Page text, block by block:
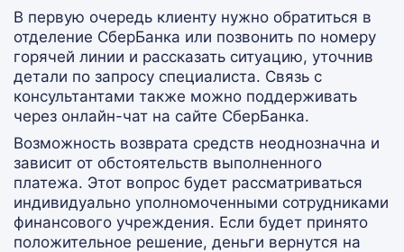
В первую очередь клиенту нужно обратиться в
отделение СберБанка или позвонить по номеру
горячей линии и рассказать ситуацию, уточнив
детали по запросу специалиста. Связь с
консультантами также можно поддерживать
через онлайн-чат на сайте СберБанка.
Возможность возврата средств неоднозначна и
зависит от обстоятельств выполненного
платежа. Этот вопрос будет рассматриваться
индивидуально уполномоченными сотрудниками
финансового учреждения. Если будет принято
положительное решение, деньги вернутся на